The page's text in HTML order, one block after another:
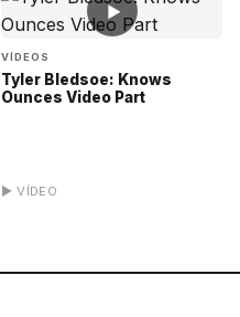
▶
VÍDEOS
Tyler Bledsoe: Knows
Ounces Video Part
▶ VÍDEO